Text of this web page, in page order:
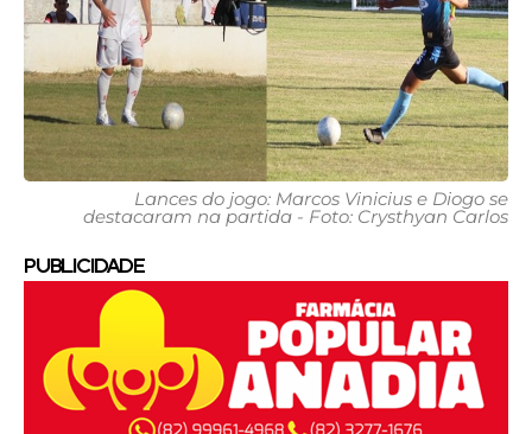
Lances do jogo: Marcos Vinicius e Diogo se
destacaram na partida - Foto: Crysthyan Carlos
PUBLICIDADE